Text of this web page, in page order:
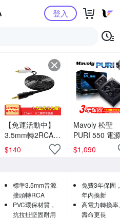
Yahoo購物中心登入
【免運活動中】
3.5mm轉2RCA一
分二音源線 AUX
轉RCA梅花頭電
入組)
$140
Mavoly 松聖
PURI 550 電
應器 三年保
年到府收送換
$1,090
標準3.5mm音源
接頭轉RCA
PVC環保材質，
抗拉扯堅固耐用
免費3年保固
年內換新
高電力轉換率
壽命更長